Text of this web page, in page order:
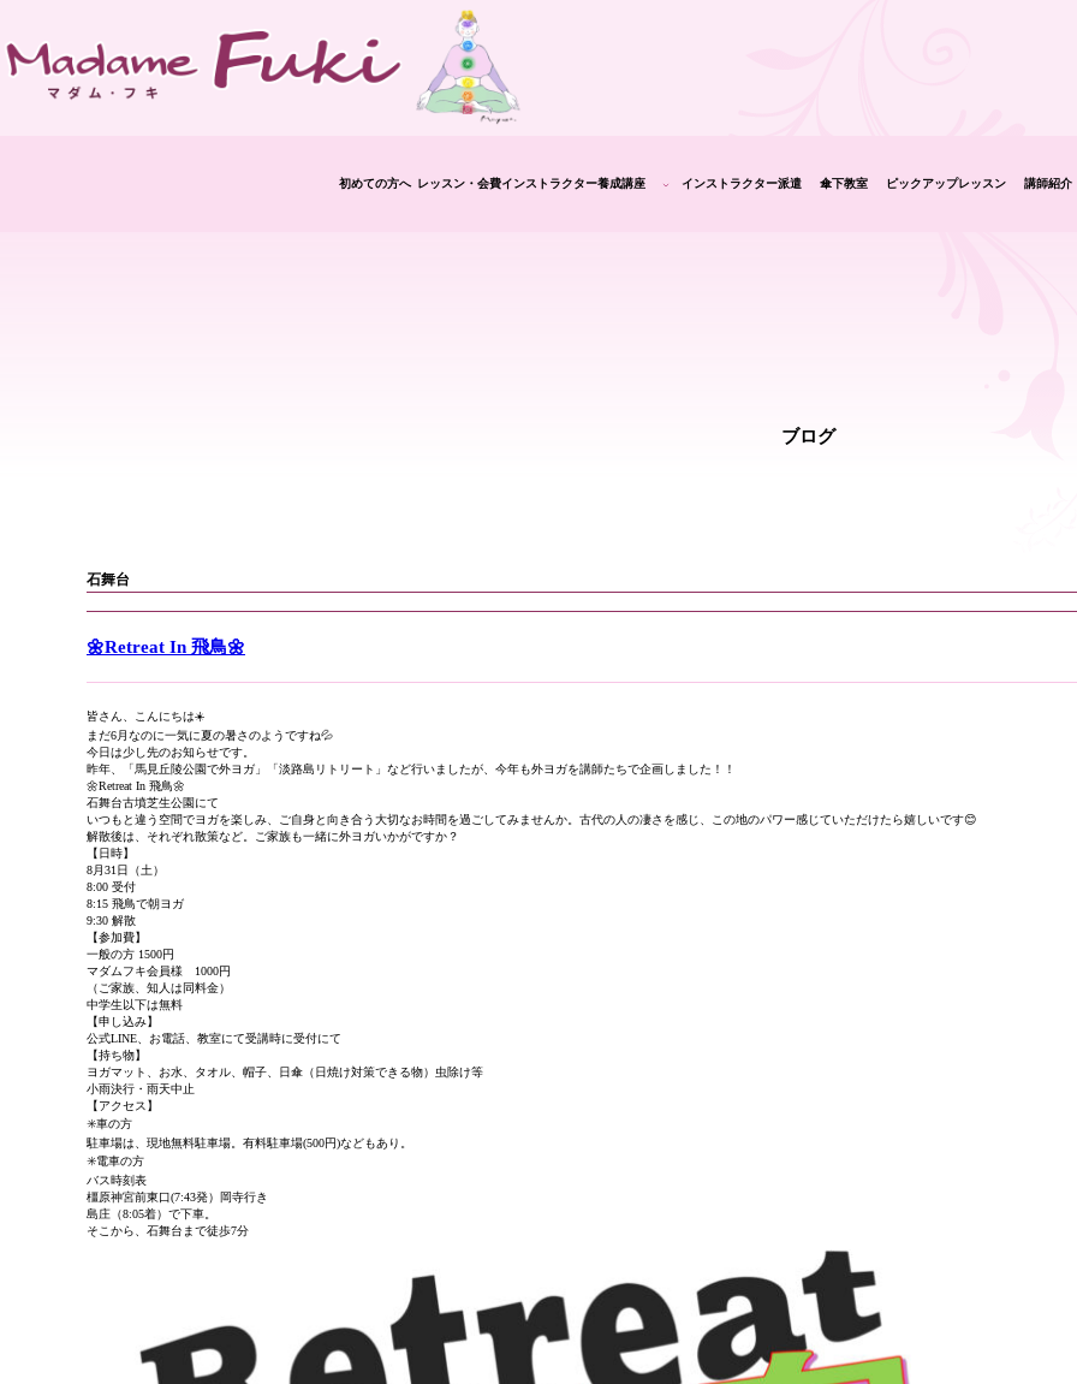
初めての方へ レッスン・会費インストラクター養成講座 インストラクター派遣 傘下教室 ピックアップレッスン 講師紹介
ブログ
石舞台
🌼Retreat In 飛鳥🌼
皆さん、こんにちは☀️
まだ6月なのに一気に夏の暑さのようですね💦
今日は少し先のお知らせです。
昨年、「馬見丘陵公園で外ヨガ」「淡路島リトリート」など行いましたが、今年も外ヨガを講師たちで企画しました！！
🌼Retreat In 飛鳥🌼
石舞台古墳芝生公園にて
いつもと違う空間でヨガを楽しみ、ご自身と向き合う大切なお時間を過ごしてみませんか。古代の人の凄さを感じ、この地のパワー感じていただけたら嬉しいです😊
解散後は、それぞれ散策など。ご家族も一緒に外ヨガいかがですか？
【日時】
8月31日（土）
8:00 受付
8:15 飛鳥で朝ヨガ
9:30 解散
【参加費】
一般の方 1500円
マダムフキ会員様 1000円
（ご家族、知人は同料金）
中学生以下は無料
【申し込み】
公式LINE、お電話、教室にて受講時に受付にて
【持ち物】
ヨガマット、お水、タオル、帽子、日傘（日焼け対策できる物）虫除け等
小雨決行・雨天中止
【アクセス】
✳️車の方
駐車場は、現地無料駐車場。有料駐車場(500円)などもあり。
✳️電車の方
バス時刻表
橿原神宮前東口(7:43発）岡寺行き
島庄（8:05着）で下車。
そこから、石舞台まで徒歩7分